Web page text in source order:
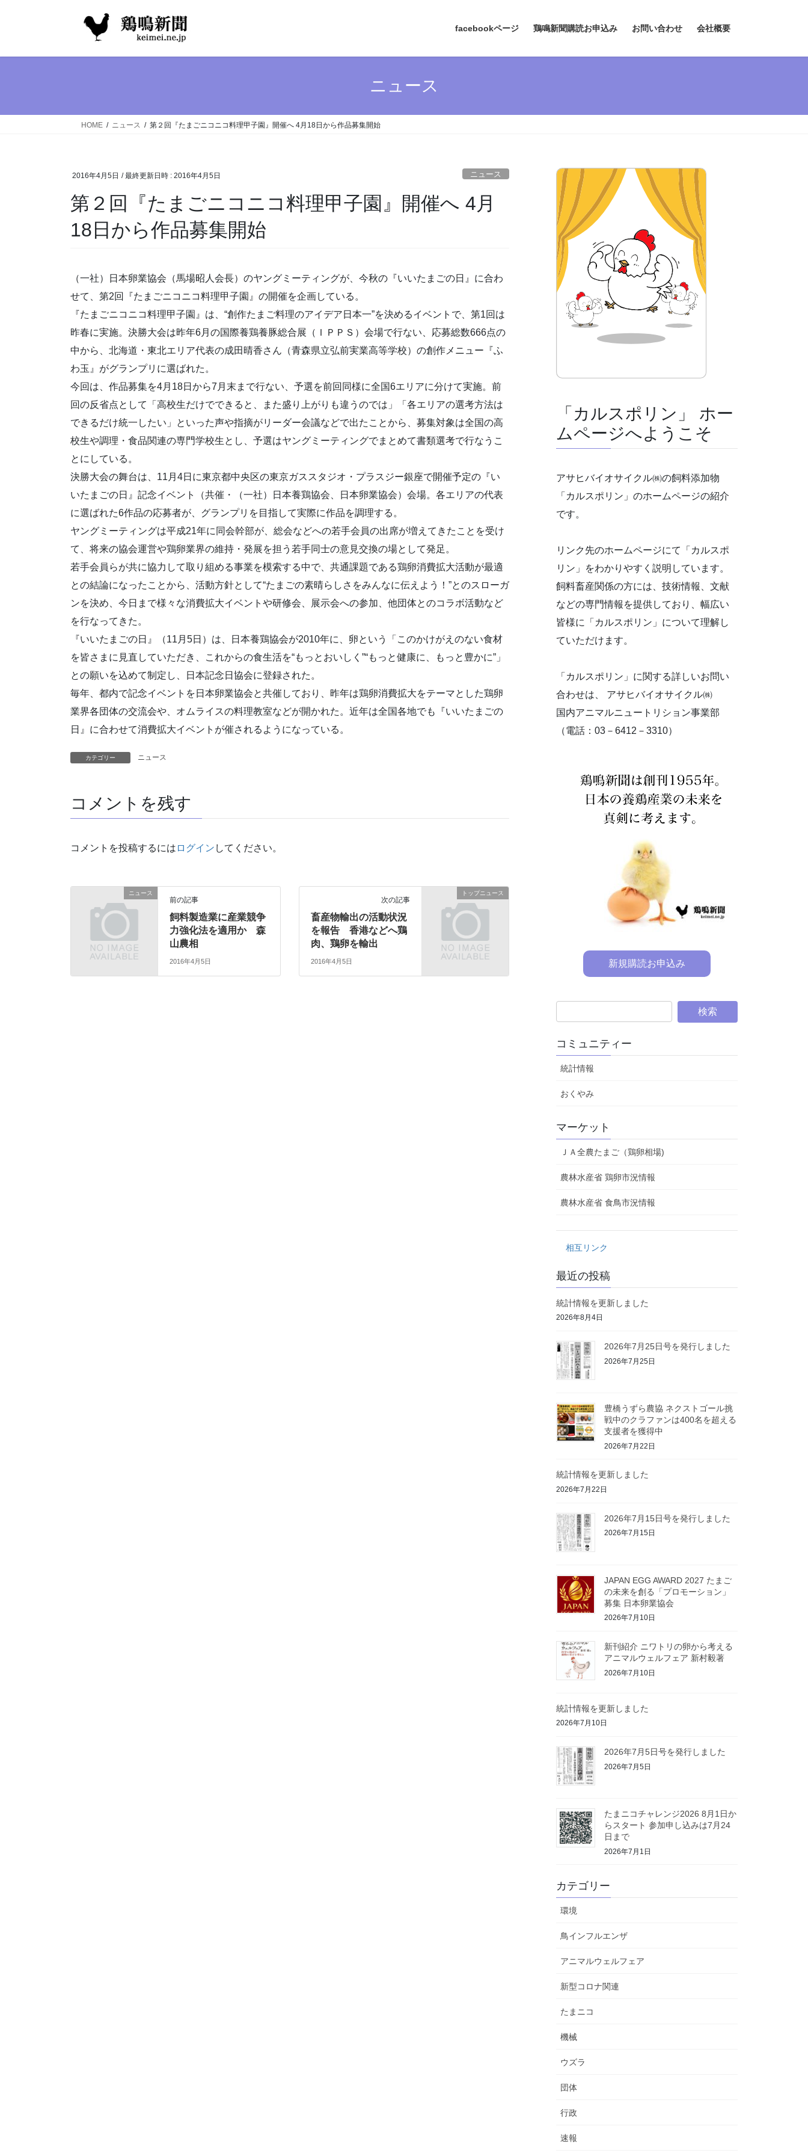
facebookページ 鶏鳴新聞購読お申込み お問い合わせ 会社概要
ニュース
HOME ニュース 第２回『たまごニコニコ料理甲子園』開催へ 4月18日から作品募集開始
2016年4月5日 / 最終更新日時 : 2016年4月5日 ニュース
第２回『たまごニコニコ料理甲子園』開催へ 4月
18日から作品募集開始
（一社）日本卵業協会（馬場昭人会長）のヤングミーティングが、今秋の『いいたまごの日』に合わ
せて、第2回『たまごニコニコ料理甲子園』の開催を企画している。
『たまごニコニコ料理甲子園』は、“創作たまご料理のアイデア日本一”を決めるイベントで、第1回は
昨春に実施。決勝大会は昨年6月の国際養鶏養豚総合展（ＩＰＰＳ）会場で行ない、応募総数666点の
中から、北海道・東北エリア代表の成田晴香さん（青森県立弘前実業高等学校）の創作メニュー『ふ
わ玉』がグランプリに選ばれた。
今回は、作品募集を4月18日から7月末まで行ない、予選を前回同様に全国6エリアに分けて実施。前
回の反省点として「高校生だけでできると、また盛り上がりも違うのでは」「各エリアの選考方法は
できるだけ統一したい」といった声や指摘がリーダー会議などで出たことから、募集対象は全国の高
校生や調理・食品関連の専門学校生とし、予選はヤングミーティングでまとめて書類選考で行なうこ
とにしている。
決勝大会の舞台は、11月4日に東京都中央区の東京ガススタジオ・プラスジー銀座で開催予定の『い
いたまごの日』記念イベント（共催・（一社）日本養鶏協会、日本卵業協会）会場。各エリアの代表
に選ばれた6作品の応募者が、グランプリを目指して実際に作品を調理する。
ヤングミーティングは平成21年に同会幹部が、総会などへの若手会員の出席が増えてきたことを受け
て、将来の協会運営や鶏卵業界の維持・発展を担う若手同士の意見交換の場として発足。
若手会員らが共に協力して取り組める事業を模索する中で、共通課題である鶏卵消費拡大活動が最適
との結論になったことから、活動方針として“たまごの素晴らしさをみんなに伝えよう！”とのスローガ
ンを決め、今日まで様々な消費拡大イベントや研修会、展示会への参加、他団体とのコラボ活動など
を行なってきた。
『いいたまごの日』（11月5日）は、日本養鶏協会が2010年に、卵という「このかけがえのない食材
を皆さまに見直していただき、これからの食生活を“もっとおいしく”“もっと健康に、もっと豊かに”」
との願いを込めて制定し、日本記念日協会に登録された。
毎年、都内で記念イベントを日本卵業協会と共催しており、昨年は鶏卵消費拡大をテーマとした鶏卵
業界各団体の交流会や、オムライスの料理教室などが開かれた。近年は全国各地でも『いいたまごの
日』に合わせて消費拡大イベントが催されるようになっている。
カテゴリー ニュース
コメントを残す
コメントを投稿するには ログイン してください。
ニュース
前の記事
飼料製造業に産業競争
力強化法を適用か 森
山農相
2016年4月5日
トップニュース
次の記事
畜産物輸出の活動状況
を報告 香港などへ鶏
肉、鶏卵を輸出
2016年4月5日
「カルスポリン」 ホー
ムページへようこそ
アサヒバイオサイクル㈱の飼料添加物
「カルスポリン」のホームページの紹介
です。
リンク先のホームページにて「カルスポ
リン」をわかりやすく説明しています。
飼料畜産関係の方には、技術情報、文献
などの専門情報を提供しており、幅広い
皆様に「カルスポリン」について理解し
ていただけます。
「カルスポリン」に関する詳しいお問い
合わせは、 アサヒバイオサイクル㈱
国内アニマルニュートリション事業部
（電話：03－6412－3310）
新規購読お申込み
コミュニティー
統計情報
おくやみ
マーケット
ＪＡ全農たまご（鶏卵相場)
農林水産省 鶏卵市況情報
農林水産省 食鳥市況情報
相互リンク
最近の投稿
統計情報を更新しました
2026年8月4日
2026年7月25日号を発行しました
2026年7月25日
豊橋うずら農協 ネクストゴール挑
戦中のクラファンは400名を超える
支援者を獲得中
2026年7月22日
統計情報を更新しました
2026年7月22日
2026年7月15日号を発行しました
2026年7月15日
JAPAN EGG AWARD 2027 たまご
の未来を創る「プロモーション」
募集 日本卵業協会
2026年7月10日
新刊紹介 ニワトリの卵から考える
アニマルウェルフェア 新村毅著
2026年7月10日
統計情報を更新しました
2026年7月10日
2026年7月5日号を発行しました
2026年7月5日
たまニコチャレンジ2026 8月1日か
らスタート 参加申し込みは7月24
日まで
2026年7月1日
カテゴリー
環境
鳥インフルエンザ
アニマルウェルフェア
新型コロナ関連
たまニコ
機械
ウズラ
団体
行政
速報